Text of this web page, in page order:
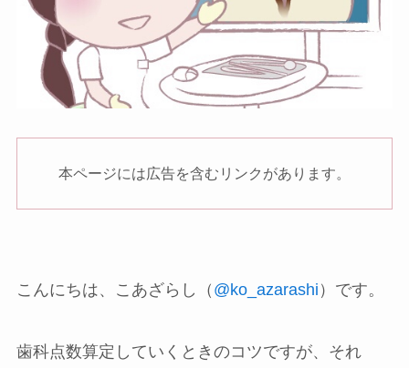
本ページには広告を含むリンクがあります。
こんにちは、こあざらし（ @ko_azarashi ）です。
歯科点数算定していくときのコツですが、それ